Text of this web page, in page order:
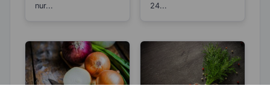
nur...
24...